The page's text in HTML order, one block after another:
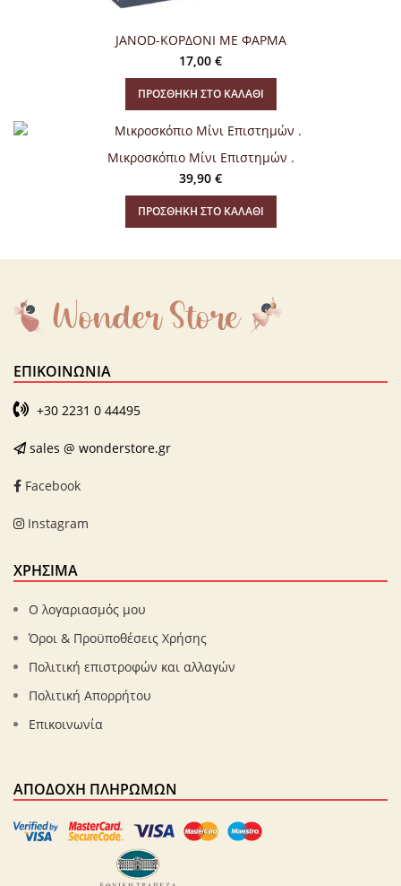
JANOD-ΚΟΡΔΟΝΙ ΜΕ ΦΑΡΜΑ
17,00 €
ΠΡΟΣΘΉΚΗ ΣΤΟ ΚΑΛΆΘΙ
Μικροσκόπιο Μίνι Επιστημών .
39,90 €
ΠΡΟΣΘΉΚΗ ΣΤΟ ΚΑΛΆΘΙ
ΕΠΙΚΟΙΝΩΝΊΑ
+30 2231 0 44495
sales @ wonderstore.gr
Facebook
Instagram
ΧΡΗΣΙΜΑ
Ο λογαριασμός μου
Όροι & Προϋποθέσεις Χρήσης
Πολιτική επιστροφών και αλλαγών
Πολιτική Απορρήτου
Επικοινωνία
ΑΠΟΔΟΧΉ ΠΛΗΡΩΜΏΝ